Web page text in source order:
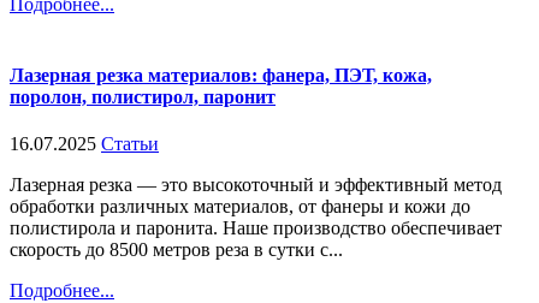
Лазерная резка материалов: фанера, ПЭТ, кожа,
поролон, полистирол, паронит
16.07.2025 Статьи
Лазерная резка — это высокоточный и эффективный метод
обработки различных материалов, от фанеры и кожи до
полистирола и паронита. Наше производство обеспечивает
скорость до 8500 метров реза в сутки с...
Подробнее...